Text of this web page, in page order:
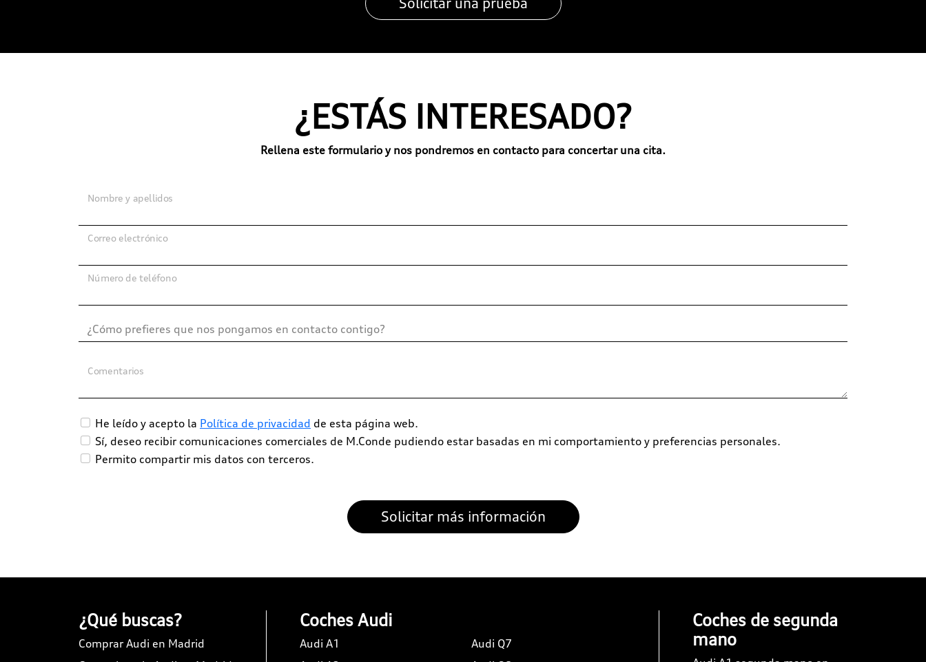
¿ESTÁS INTERESADO?
Rellena este formulario y nos pondremos en contacto para concertar una cita.
Nombre y apellidos
Correo electrónico
Número de teléfono
Comentarios
He leído y acepto la Política de privacidad de esta página web.
Sí, deseo recibir comunicaciones comerciales de M.Conde pudiendo estar basadas en mi comportamiento y preferencias personales.
Permito compartir mis datos con terceros.
¿Qué buscas?
Comprar Audi en Madrid
Coches Audi
Audi A1
Audi Q7
Coches de segunda
mano